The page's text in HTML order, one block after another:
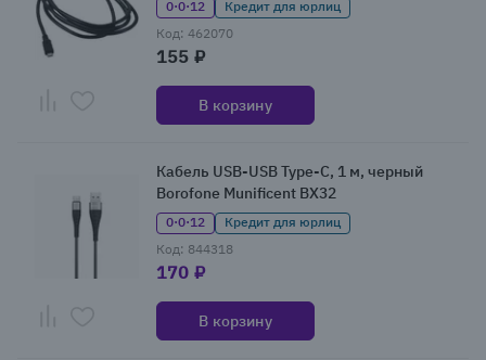
0·0·12
Кредит для юрлиц
Код: 462070
155 ₽
В корзину
Кабель USB-USB Type-C, 1 м, черный
Borofone Munificent BX32
0·0·12
Кредит для юрлиц
Код: 844318
170 ₽
В корзину